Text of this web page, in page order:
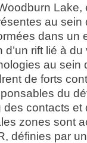
Lake,
au sein
dans un
rift lié à
au sein
de forts
du
contacts et
zones sont
définies par